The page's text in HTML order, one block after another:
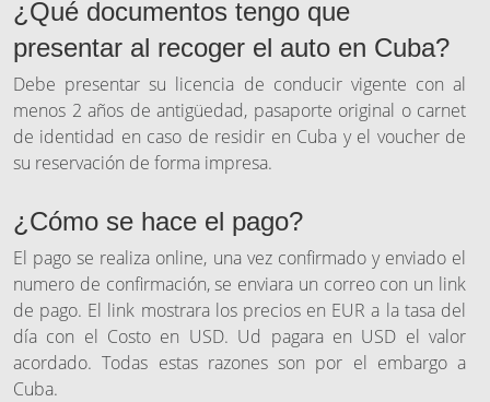
¿Qué documentos tengo que
presentar al recoger el auto en Cuba?
Debe presentar su licencia de conducir vigente con al
menos 2 años de antigüedad, pasaporte original o carnet
de identidad en caso de residir en Cuba y el voucher de
su reservación de forma impresa.
¿Cómo se hace el pago?
El pago se realiza online, una vez confirmado y enviado el
numero de confirmación, se enviara un correo con un link
de pago. El link mostrara los precios en EUR a la tasa del
día con el Costo en USD. Ud pagara en USD el valor
acordado. Todas estas razones son por el embargo a
Cuba.